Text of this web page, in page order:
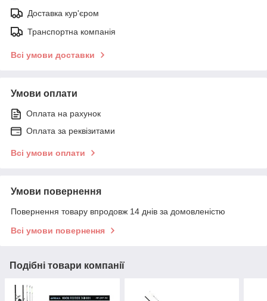
Доставка кур'єром
Транспортна компанія
Всі умови доставки
Умови оплати
Оплата на рахунок
Оплата за реквізитами
Всі умови оплати
Умови повернення
Повернення товару впродовж 14 днів за домовленістю
Всі умови повернення
Подібні товари компанії